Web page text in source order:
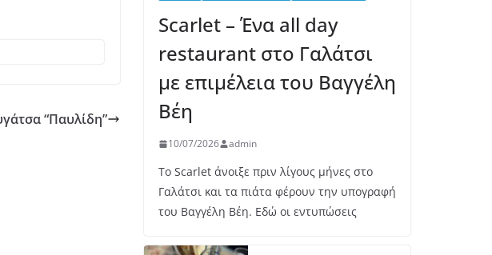
“Παυλίδη”
Scarlet – Ένα all day
restaurant στο Γαλάτσι
με επιμέλεια του Βαγγέλη
Βέη
10/07/2026 admin
Το Scarlet άνοιξε πριν λίγους μήνες στο
Γαλάτσι και τα πιάτα φέρουν την υπογραφή
του Βαγγέλη Βέη. Εδώ οι εντυπώσεις